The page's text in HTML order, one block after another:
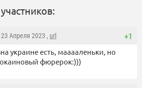
+1
23 Апреля 2023 , url
украине есть, мааааленьки, но
фюрерок:)))